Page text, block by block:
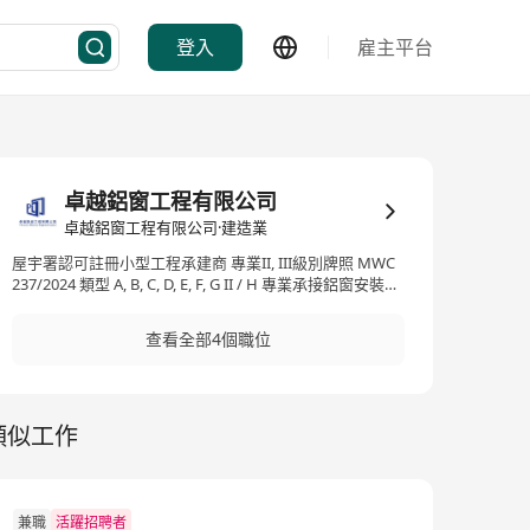
登入 雇主平台
卓越鋁窗工程有限公司
卓越鋁窗工程有限公司·建造業
屋宇署認可註冊小型工程承建商 專業II, III級別牌照 MWC
237/2024 類型 A, B, C, D, E, F, G II / H 專業承接鋁窗安裝、
心盡力完成 提供免費驗窗服務 本公司已購買3000萬港元
第三者責任保險及勞工保險查看全部4個職位
似工作
兼職 活躍招聘者